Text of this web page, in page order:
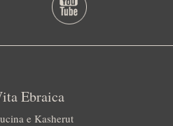
Ebraica
e Kasherut